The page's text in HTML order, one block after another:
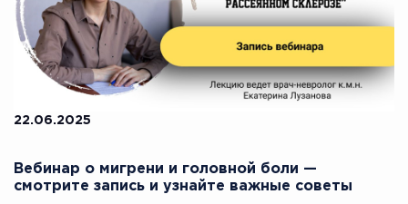
22.06.2025
Вебинар о мигрени и головной боли —
смотрите запись и узнайте важные советы